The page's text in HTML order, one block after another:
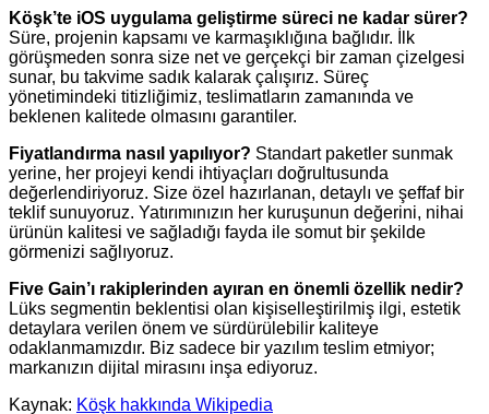
Köşk’te iOS uygulama geliştirme süreci ne kadar sürer?
Süre, projenin kapsamı ve karmaşıklığına bağlıdır. İlk
görüşmeden sonra size net ve gerçekçi bir zaman çizelgesi
sunar, bu takvime sadık kalarak çalışırız. Süreç
yönetimindeki titizliğimiz, teslimatların zamanında ve
beklenen kalitede olmasını garantiler.
Fiyatlandırma nasıl yapılıyor? Standart paketler sunmak
yerine, her projeyi kendi ihtiyaçları doğrultusunda
değerlendiriyoruz. Size özel hazırlanan, detaylı ve şeffaf bir
teklif sunuyoruz. Yatırımınızın her kuruşunun değerini, nihai
ürünün kalitesi ve sağladığı fayda ile somut bir şekilde
görmenizi sağlıyoruz.
Five Gain’ı rakiplerinden ayıran en önemli özellik nedir?
Lüks segmentin beklentisi olan kişiselleştirilmiş ilgi, estetik
detaylara verilen önem ve sürdürülebilir kaliteye
odaklanmamızdır. Biz sadece bir yazılım teslim etmiyor;
markanızın dijital mirasını inşa ediyoruz.
Kaynak: Köşk hakkında Wikipedia